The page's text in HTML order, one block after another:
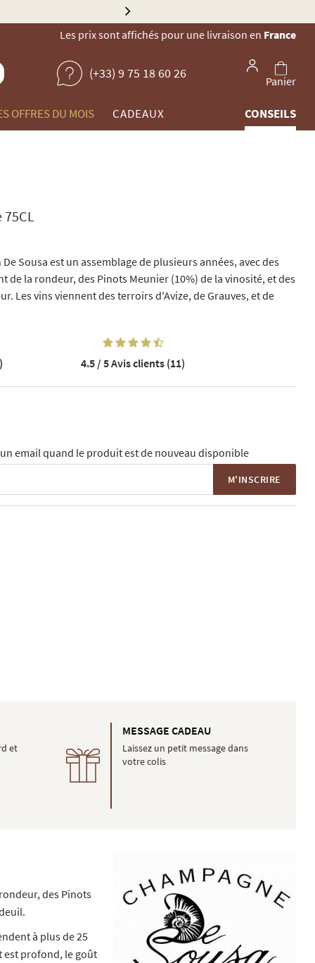
Les prix sont affichés pour une livraison en France
(+33) 9 75 18 60 26
Panier
OFFRES DU MOIS CADEAUX CONSEILS
Sousa est un assemblage de plusieurs années, avec des
de la rondeur, des Pinots Meunier (10%) de la vinosité, et des
Les vins viennent des terroirs d'Avize, de Grauves, et de
4.5 / 5Avis clients (11)
un email quand le produit est de nouveau disponible
M'INSCRIRE
et
MESSAGE CADEAU
Laissez un petit message dans
votre colis
des Pinots
à plus de 25
est profond, le goût